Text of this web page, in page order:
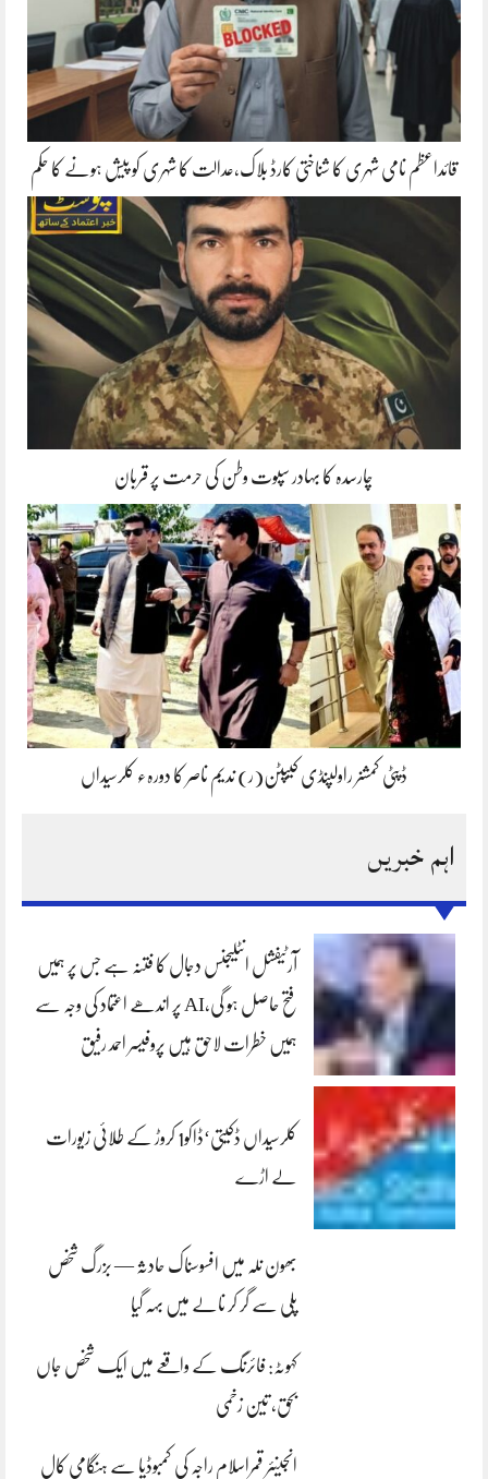
قائداعظم نامی شہری کا شناختی کارڈ بلاک،عدالت کا شہری کو پیش ہونے کا حکم
چارسدہ کا بہادر سپوت وطن کی حرمت پر قربان
ڈپٹی کمشنر راولپنڈی کیپٹن(ر) ندیم ناصر کا دورہء کلرسیداں
اہم خبریں
آرٹیفشل انٹلیجنس دجال کا فتنہ ہے جس پر ہمیں
فتح حاصل ہو گی،AI پر اندھے اعتماد کی وجہ سے
ہمیں خطرات لاحق ہیں پروفیسر احمد رفیق
کلرسیداں ڈکیتی‘ڈاکو1 کروڑ کے طلائی زیورات
لے اڑے
بھون نلہ میں افسوسناک حادثہ — بزرگ شخص
پلی سے گر کر نالے میں بہہ گیا
کہوٹہ: فائرنگ کے واقعے میں ایک شخص جاں
بحق، تین زخمی
انجینئر قمراسلام راجہ کی کمبوڈیا سے ہنگامی کال